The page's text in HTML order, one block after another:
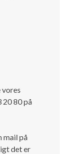
vores
20 80 på
mail på
det er